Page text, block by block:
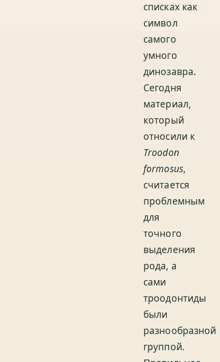
списках как
символ
самого
умного
динозавра.
Сегодня
материал,
который
относили к
Troodon
formosus,
считается
проблемным
для
точного
выделения
рода, а
сами
троодонтиды
были
разнообразной
группой.